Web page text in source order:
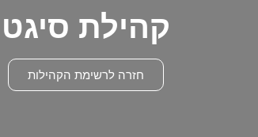
קהילת סיגט
חזרה לרשימת הקהילות